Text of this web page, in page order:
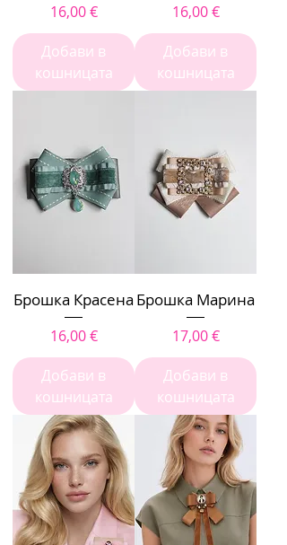
Цена
16,00 €
Добави в
кошницата
Цена
16,00 €
Добави в
кошницата
Брошка Красена
Цена
16,00 €
Добави в
кошницата
Брошка Марина
Цена
17,00 €
Добави в
кошницата